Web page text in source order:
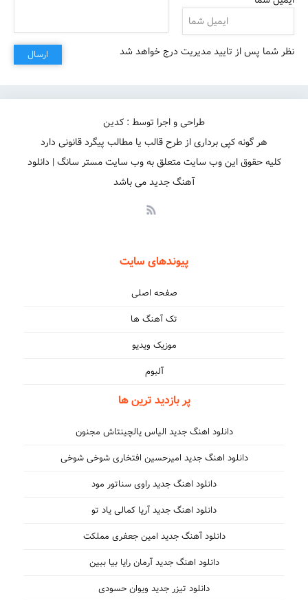
نظر شما پس از تایید مدیریت درج خواهد شد ارسال
طراحی و اجرا توسط : کدین
هر گونه کپی برداری از طرح قالب یا مطالب پیگرد قانونی دارد
کلیه حقوق این وب سایت متعلق به وب سایت مستر سانگ | دانلود
آهنگ جدید می باشد
پیوندهای سایت
صفحه اصلی
تک آهنگ ها
موزیک ویدیو
آلبوم
پر بازدید ترین ها
دانلود اهنگ جدید الیاس یالچینتاش مجنون
دانلود اهنگ جدید امیرحسین افتخاری شوخی شوخی
دانلود اهنگ جدید راوی سناتور مود
دانلود اهنگ جدید آریا کمالی یاد تو
دانلود آهنگ جدید امین جعفری مملکت
دانلود اهنگ جدید آرمان رایا بیا ببین
دانلود تیزر جدید ویوان حسودی